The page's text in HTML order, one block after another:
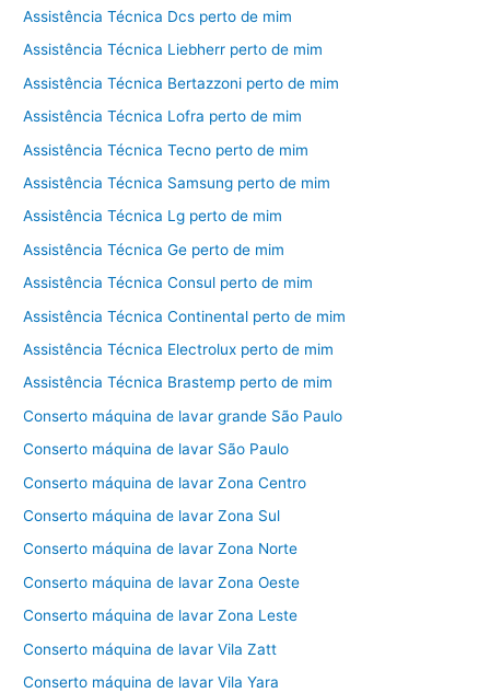
Assistência Técnica Dcs perto de mim
Assistência Técnica Liebherr perto de mim
Assistência Técnica Bertazzoni perto de mim
Assistência Técnica Lofra perto de mim
Assistência Técnica Tecno perto de mim
Assistência Técnica Samsung perto de mim
Assistência Técnica Lg perto de mim
Assistência Técnica Ge perto de mim
Assistência Técnica Consul perto de mim
Assistência Técnica Continental perto de mim
Assistência Técnica Electrolux perto de mim
Assistência Técnica Brastemp perto de mim
Conserto máquina de lavar grande São Paulo
Conserto máquina de lavar São Paulo
Conserto máquina de lavar Zona Centro
Conserto máquina de lavar Zona Sul
Conserto máquina de lavar Zona Norte
Conserto máquina de lavar Zona Oeste
Conserto máquina de lavar Zona Leste
Conserto máquina de lavar Vila Zatt
Conserto máquina de lavar Vila Yara